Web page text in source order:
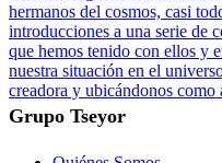
hermanos del cosmos, casi
introducciones a una serie de
que hemos tenido con ellos y
nuestra situación en el
creadora y ubicándonos como
Grupo Tseyor